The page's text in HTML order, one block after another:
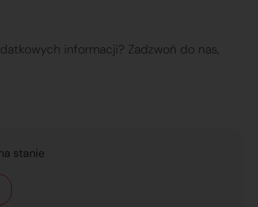
informacji? Zadzwoń do nas,
stanie